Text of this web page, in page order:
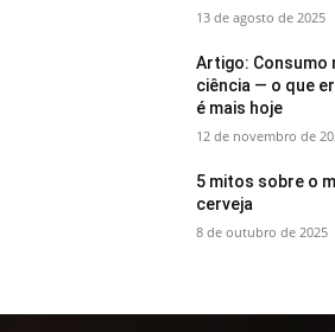
13 de agosto de 2025
Artigo: Consumo
ciência — o que
é mais hoje
12 de novembro de
5 mitos sobre o
cerveja
8 de outubro de 2025